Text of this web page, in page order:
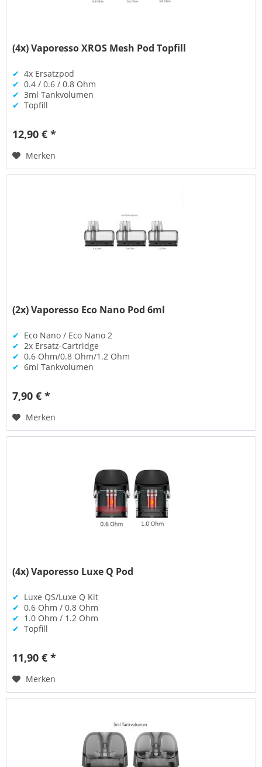
(4x) Vaporesso XROS Mesh Pod Topfill
✔ 4x Ersatzpod
✔ 0.4 / 0.6 / 0.8 Ohm
✔ 3ml Tankvolumen
✔ Topfill
12,90 € *
Merken
(2x) Vaporesso Eco Nano Pod 6ml
✔ Eco Nano / Eco Nano 2
✔ 2x Ersatz-Cartridge
✔ 0.6 Ohm/0.8 Ohm/1.2 Ohm
✔ 6ml Tankvolumen
7,90 € *
Merken
(4x) Vaporesso Luxe Q Pod
✔ Luxe QS/Luxe Q Kit
✔ 0.6 Ohm / 0.8 Ohm
✔ 1.0 Ohm / 1.2 Ohm
✔ Topfill
11,90 € *
Merken